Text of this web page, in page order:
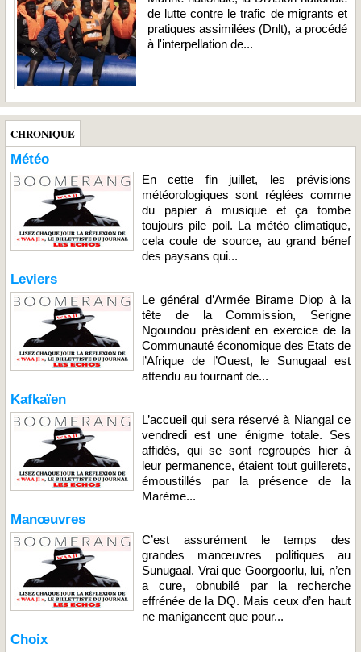
de lutte contre le trafic de migrants et
pratiques assimilées (Dnlt), a procédé
à l'interpellation de...
CHRONIQUE
Météo
En cette fin juillet, les prévisions
météorologiques sont réglées comme
du papier à musique et ça tombe
toujours pile poil. La météo climatique,
cela coule de source, au grand bénef
des paysans qui...
Leviers
Le général d’Armée Birame Diop à la
tête de la Commission, Serigne
Ngoundou président en exercice de la
Communauté économique des Etats de
l’Afrique de l’Ouest, le Sunugaal est
attendu au tournant de...
Kafkaïen
L’accueil qui sera réservé à Niangal ce
vendredi est une énigme totale. Ses
affidés, qui se sont regroupés hier à
leur permanence, étaient tout guillerets,
émoustillés par la présence de la
Marème...
Manœuvres
C’est assurément le temps des
grandes manœuvres politiques au
Sunugaal. Vrai que Goorgoorlu, lui, n’en
a cure, obnubilé par la recherche
effrénée de la DQ. Mais ceux d’en haut
ne manigancent que pour...
Choix